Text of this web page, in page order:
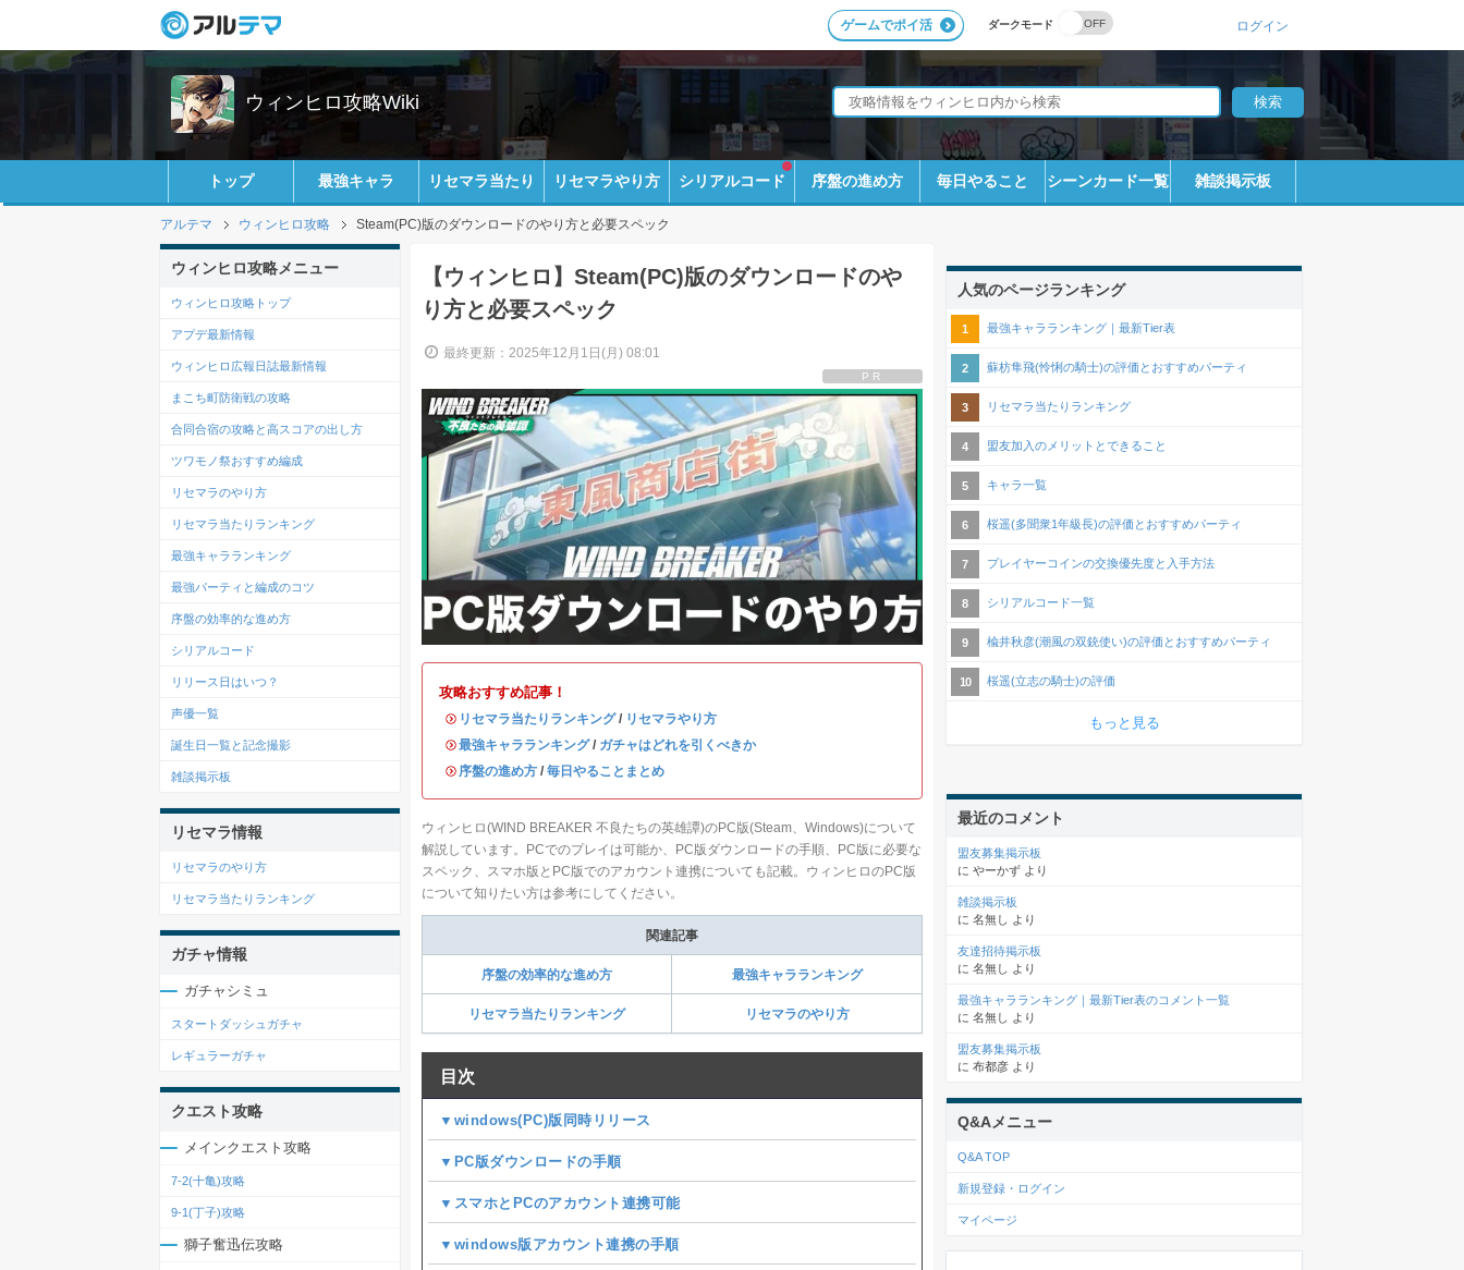
ダークモード
ゲームでポイ活 ログイン
ウィンヒロ攻略Wiki
トップ 最強キャラ リセマラ当たり リセマラやり方 シリアルコード 序盤の進め方 毎日やること シーンカード一覧 雑談掲示板
アルテマ ウィンヒロ攻略 Steam(PC)版のダウンロードのやり方と必要スペック
【ウィンヒロ】Steam(PC)版のダウンロードのや
り方と必要スペック
最終更新：2025年12月1日(月) 08:01
PR
攻略おすすめ記事！
・ リセマラ当たりランキング/ リセマラやり方
・最強キャラランキング/ ガチャはどれを引くべきか
・ 序盤の進め方 / 毎日やることまとめ
ウィンヒロ(WIND BREAKER 不良たちの英雄譚)のPC版(Steam、Windows)について
解説しています。PCでのプレイは可能か、PC版ダウンロードの手順、PC版に必要な
スペック、スマホ版とPC版でのアカウント連携についても記載。ウィンヒロのPC版
について知りたい方は参考にしてください。
関連記事
序盤の効率的な進め方 最強キャラランキング
リセマラ当たりランキング リセマラのやり方
目次
▼windows(PC)版同時リリース
▼PC版ダウンロードの手順
▼スマホとPCのアカウント連携可能
▼windows版アカウント連携の手順
ウィンヒロ攻略メニュー
ウィンヒロ攻略トップ
アプデ最新情報
ウィンヒロ広報日誌最新情報
まこち町防衛戦の攻略
合同合宿の攻略と高スコアの出し方
ツワモノ祭おすすめ編成
リセマラのやり方
リセマラ当たりランキング
最強キャラランキング
最強パーティと編成のコツ
序盤の効率的な進め方
シリアルコード
リリース日はいつ？
声優一覧
誕生日一覧と記念撮影
雑談掲示板
リセマラ情報
リセマラのやり方
リセマラ当たりランキング
ガチャ情報
ガチャシミュ
スタートダッシュガチャ
レギュラーガチャ
クエスト攻略
メインクエスト攻略
7-2(十亀)攻略
9-1(丁子)攻略
獅子奮迅伝攻略
人気のページランキング
最強キャラランキング｜最新Tier表
蘇枋隼飛(怜悧の騎士)の評価とおすすめパーティ
リセマラ当たりランキング
盟友加入のメリットとできること
キャラ一覧
桜遥(多聞衆1年級長)の評価とおすすめパーティ
プレイヤーコインの交換優先度と入手方法
シリアルコード一覧
楡井秋彦(潮風の双銃使い)の評価とおすすめパーティ
桜遥(立志の騎士)の評価
もっと見る
最近のコメント
盟友募集掲示板
に やーかず より
雑談掲示板
に 名無し より
友達招待掲示板
に 名無し より
最強キャラランキング｜最新Tier表のコメント一覧
に 名無し より
盟友募集掲示板
に 布都彦 より
Q&Aメニュー
Q&A TOP
新規登録・ログイン
マイページ